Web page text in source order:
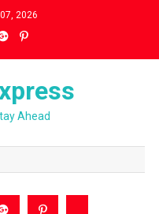
2026
Ahead